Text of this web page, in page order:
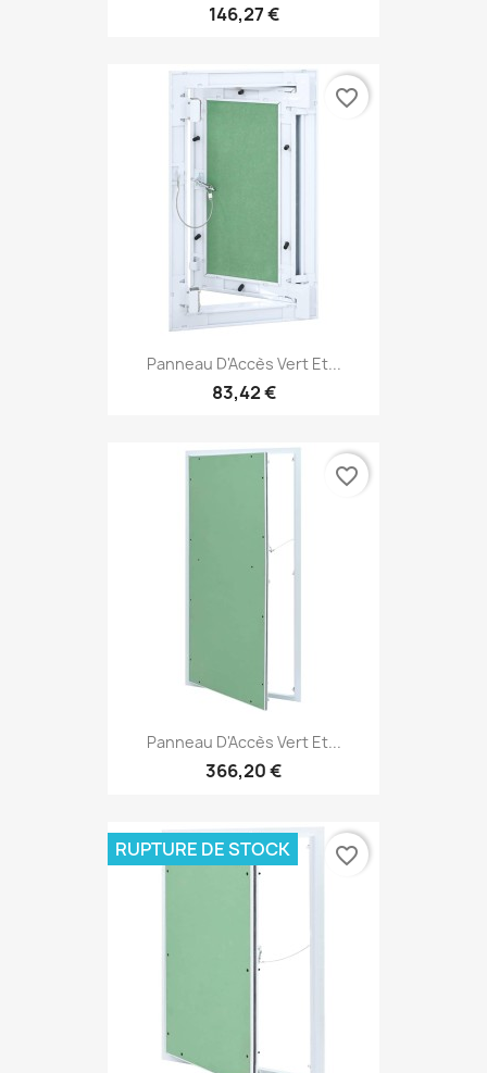
146,27 €
Panneau D'Accès Vert Et...
83,42 €
favorite_border
Panneau D'Accès Vert Et...
366,20 €
favorite_border
RUPTURE DE STOCK favorite_border